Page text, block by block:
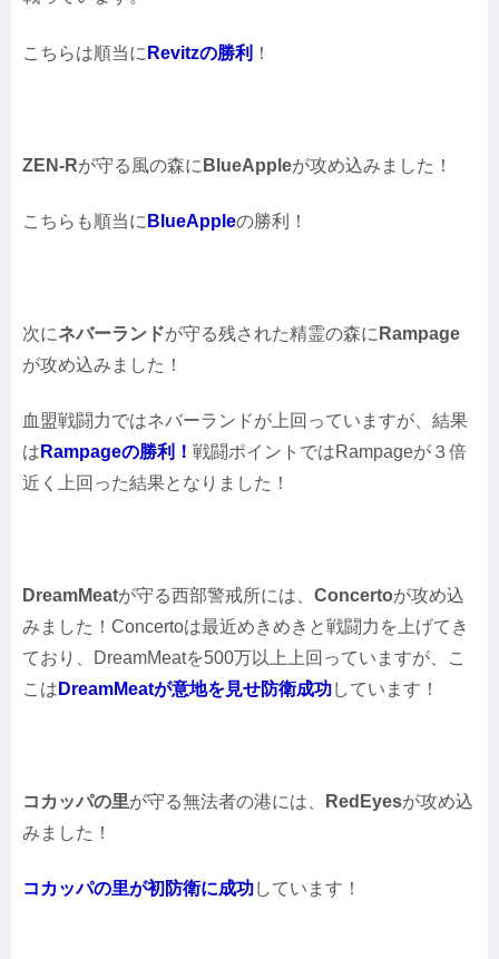
こちらは順当に Revitzの勝利 ！
ZEN-Rが守る風の森に BlueAppleが攻め込みました！
こちらも順当に BlueAppleの勝利！
次にネバーランドが守る残された精霊の森に Rampage
が攻め込みました！
血盟戦闘力ではネバーランドが上回っていますが、結果
は Rampageの勝利！ 戦闘ポイントではRampageが３倍
近く上回った結果となりました！
DreamMeatが守る西部警戒所には、 Concertoが攻め込
みました！Concertoは最近めきめきと戦闘力を上げてき
ており、DreamMeatを500万以上上回っていますが、こ
こは DreamMeatが意地を見せ防衛成功しています！
コカッパの里が守る無法者の港には、 RedEyesが攻め込
みました！
コカッパの里が初防衛に成功しています！